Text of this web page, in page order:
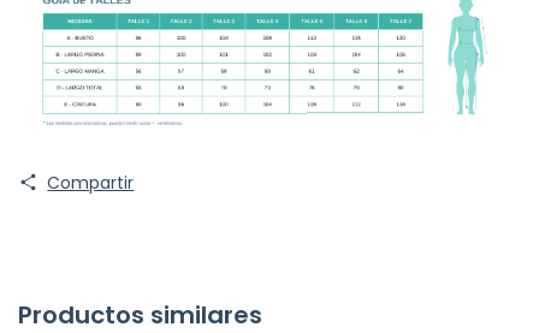
Compartir
Productos similares